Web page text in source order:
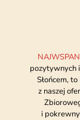
pozytywnych
Słońcem,
z naszej
i